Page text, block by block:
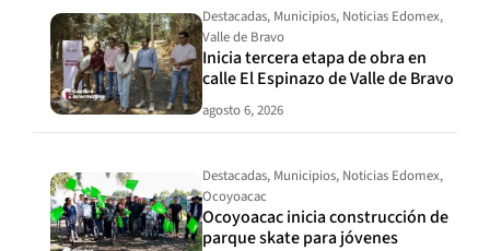
Destacadas, Municipios, Noticias Edomex,
Valle de Bravo
Inicia tercera etapa de obra en
calle El Espinazo de Valle de Bravo
agosto 6, 2026
Destacadas, Municipios, Noticias Edomex,
Ocoyoacac
Ocoyoacac inicia construcción de
parque skate para jóvenes